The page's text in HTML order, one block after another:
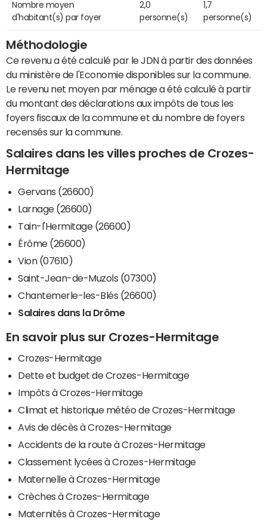
Nombre moyen
d'habitant(s) par foyer
2,0
personne(s)
1,7
personne(s)
Méthodologie
Ce revenu a été calculé par le JDN à partir des données
du ministère de l'Economie disponibles sur la commune.
Le revenu net moyen par ménage a été calculé à partir
du montant des déclarations aux impôts de tous les
foyers fiscaux de la commune et du nombre de foyers
recensés sur la commune.
Salaires dans les villes proches de Crozes-
Hermitage
Gervans (26600)
Larnage (26600)
Tain-l'Hermitage (26600)
Érôme (26600)
Vion (07610)
Saint-Jean-de-Muzols (07300)
Chantemerle-les-Blés (26600)
Salaires dans la Drôme
En savoir plus sur Crozes-Hermitage
Crozes-Hermitage
Dette et budget de Crozes-Hermitage
Impôts à Crozes-Hermitage
Climat et historique météo de Crozes-Hermitage
Avis de décès à Crozes-Hermitage
Accidents de la route à Crozes-Hermitage
Classement lycées à Crozes-Hermitage
Maternelle à Crozes-Hermitage
Crèches à Crozes-Hermitage
Maternités à Crozes-Hermitage